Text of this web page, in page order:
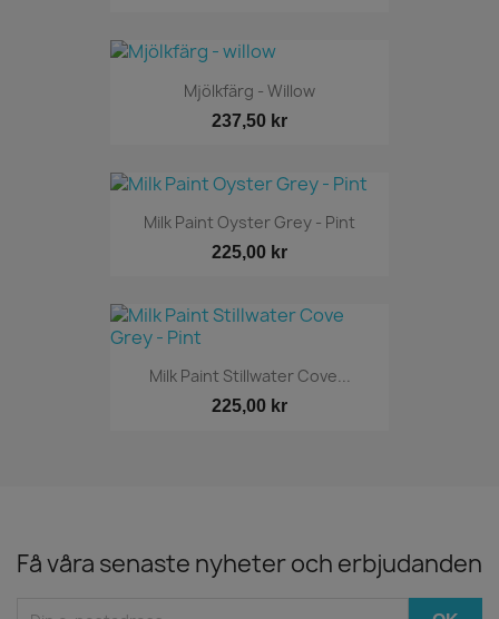
Mjölkfärg - Willow
237,50 kr
Milk Paint Oyster Grey - Pint
225,00 kr
Milk Paint Stillwater Cove...
225,00 kr
Få våra senaste nyheter och erbjudanden